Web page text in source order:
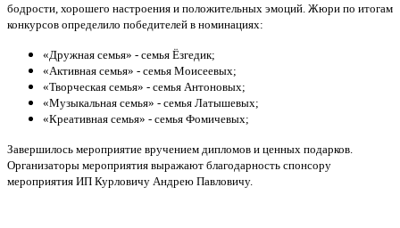
бодрости, хорошего настроения и положительных эмоций. Жюри по итогам
конкурсов определило победителей в номинациях:
«Дружная семья» - семья Ёзгедик;
«Активная семья» - семья Моисеевых;
«Творческая семья» - семья Антоновых;
«Музыкальная семья» - семья Латышевых;
«Креативная семья» - семья Фомичевых;
Завершилось мероприятие вручением дипломов и ценных подарков.
Организаторы мероприятия выражают благодарность спонсору
мероприятия ИП Курловичу Андрею Павловичу.